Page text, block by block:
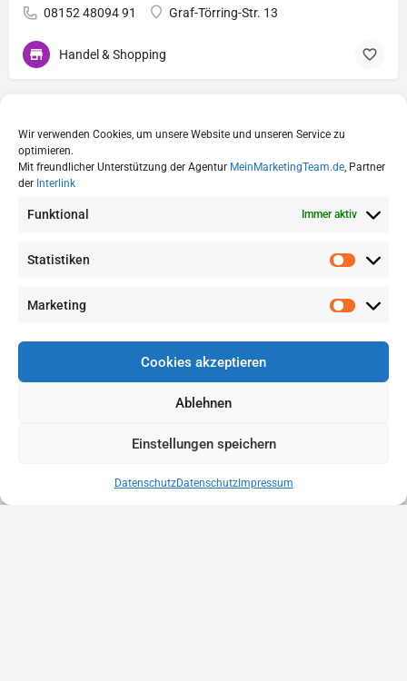
Wir verwenden Cookies, um unsere Website und unseren Service zu
optimieren.
Mit freundlicher Unterstützung der Agentur MeinMarketingTeam.de, Partner
der Interlink
Funktional Immer aktiv
Statistiken
Marketing
Cookies akzeptieren
Ablehnen
Einstellungen speichern
DatenschutzDatenschutzImpressum
08152 48094 91
Graf-Törring-Str. 13
Handel & Shopping